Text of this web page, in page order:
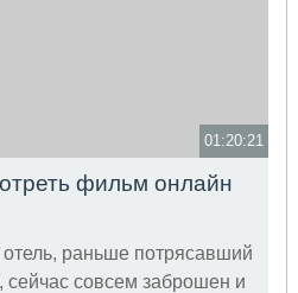
01:20:21
фильм онлайн
раньше потрясавший
сейчас совсем заброшен и